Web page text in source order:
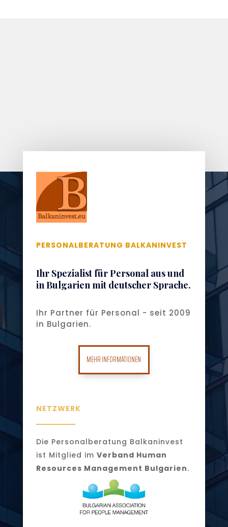
PERSONALBERATUNG BALKANINVEST
Ihr Spezialist für Personal aus und
in Bulgarien mit deutscher Sprache.
Ihr Partner für Personal - seit 2009
in Bulgarien.
MEHR INFORMATIONEN
NETZWERK
Die Personalberatung Balkaninvest
ist Mitglied im Verband Human
Resources Management Bulgarien.